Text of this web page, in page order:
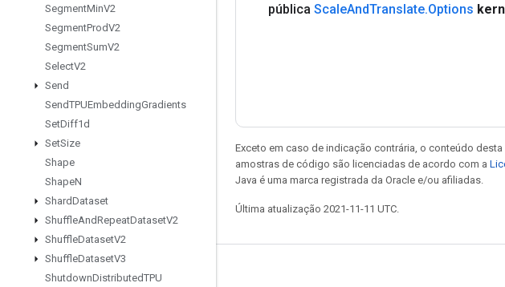
SegmentMinV2
SegmentProdV2
SegmentSumV2
SelectV2
Send
SendTPUEmbeddingGradients
SetDiff1d
SetSize
Shape
ShapeN
ShardDataset
ShuffleAndRepeatDatasetV2
ShuffleDatasetV2
ShuffleDatasetV3
ShutdownDistributedTPU
pública ScaleAndTranslate.Options
Exceto em caso de indicação contrária, o conteúdo
amostras de código são licenciadas de acordo com a
Java é uma marca registrada da Oracle e/ou afiliadas.
Última atualização 2021-11-11 UTC.
Permanecer conectado